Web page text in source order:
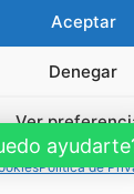
Aceptar
Denegar
Ver
Política de